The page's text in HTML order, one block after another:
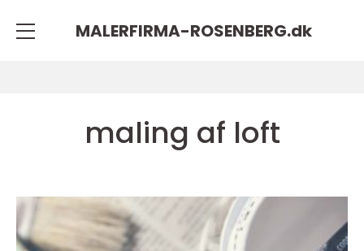
MALERFIRMA-ROSENBERG.dk
maling af loft